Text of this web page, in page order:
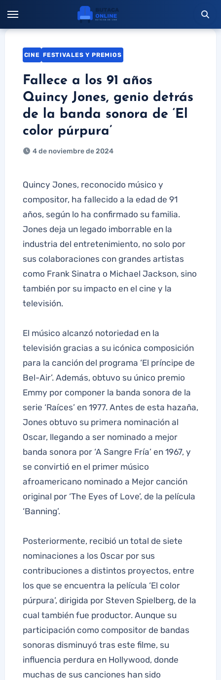
contenido
CINE FESTIVALES Y PREMIOS
Fallece a los 91 años
Quincy Jones, genio detrás
de la banda sonora de ‘El
color púrpura’
4 de noviembre de 2024
Quincy Jones, reconocido músico y
compositor, ha fallecido a la edad de 91
años, según lo ha confirmado su familia.
Jones deja un legado imborrable en la
industria del entretenimiento, no solo por
sus colaboraciones con grandes artistas
como Frank Sinatra o Michael Jackson, sino
también por su impacto en el cine y la
televisión.
El músico alcanzó notoriedad en la
televisión gracias a su icónica composición
para la canción del programa ‘El príncipe de
Bel-Air’. Además, obtuvo su único premio
Emmy por componer la banda sonora de la
serie ‘Raíces’ en 1977. Antes de esta hazaña,
Jones obtuvo su primera nominación al
Oscar, llegando a ser nominado a mejor
banda sonora por ‘A Sangre Fría’ en 1967, y
se convirtió en el primer músico
afroamericano nominado a Mejor canción
original por ‘The Eyes of Love’, de la película
‘Banning’.
Posteriormente, recibió un total de siete
nominaciones a los Oscar por sus
contribuciones a distintos proyectos, entre
los que se encuentra la película ‘El color
púrpura’, dirigida por Steven Spielberg, de la
cual también fue productor. Aunque su
participación como compositor de bandas
sonoras disminuyó tras este filme, su
influencia perdura en Hollywood, donde
muchas de sus canciones han sido